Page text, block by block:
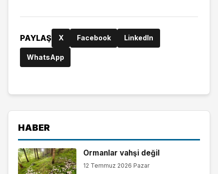
PAYLAŞ X Facebook LinkedIn
WhatsApp
HABER
Ormanlar vahşi değil
12 Temmuz 2026 Pazar